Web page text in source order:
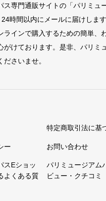
ス専門通販サイトの「パリミュ
時間以内にメールに届けしま
ラインで購入するための簡単、
がけております。是非、パリミ
さいませ。
特定商取引法に基
ー お問い合わせ
スEショッ
よくある質
パリミュージアム
ビュー・クチコミ